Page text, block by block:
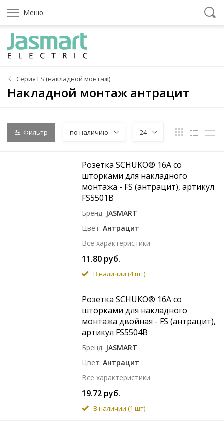
Меню
Серия FS (накладной монтаж)
Накладной монтаж антрацит
Фильтр по наличию 24
Розетка SCHUKO® 16A со
шторками для накладного
монтажа - FS (антрацит), артикул
FS5501B
Бренд JASMART
Цвет Антрацит
Все характеристики
11.80 руб.
В наличии (4 шт)
Розетка SCHUKO® 16A со
шторками для накладного
монтажа двойная - FS (антрацит),
артикул FS5504B
Бренд JASMART
Цвет Антрацит
Все характеристики
19.72 руб.
В наличии (1 шт)